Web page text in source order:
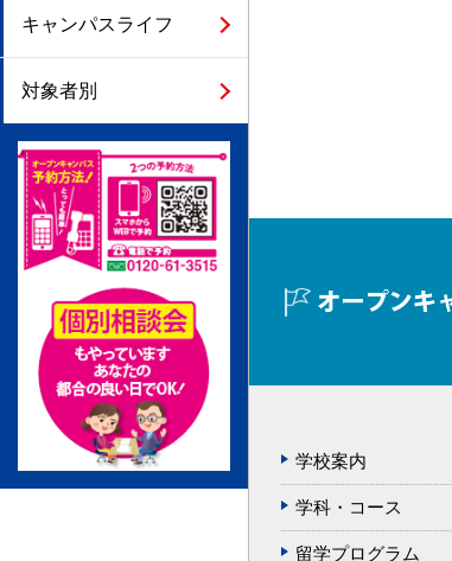
キャンパスライフ
対象者別
学校案内
学科・コース
留学プログラム